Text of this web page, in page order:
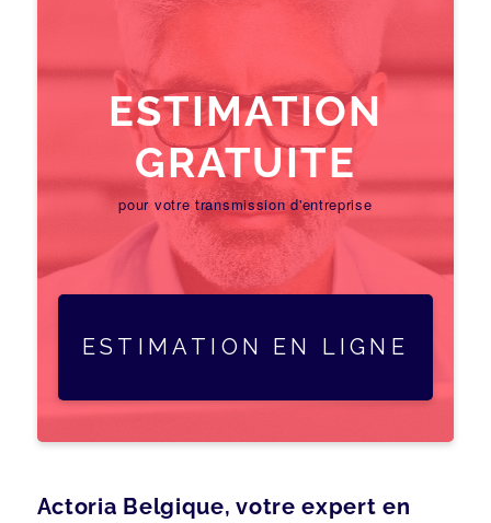
ESTIMATION
GRATUITE
pour votre transmission d'entreprise
ESTIMATION EN LIGNE
Actoria Belgique, votre expert en